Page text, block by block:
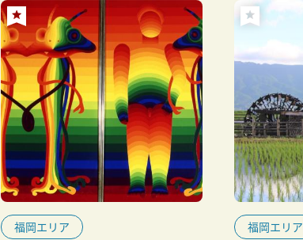
福岡エリア 福岡エリア